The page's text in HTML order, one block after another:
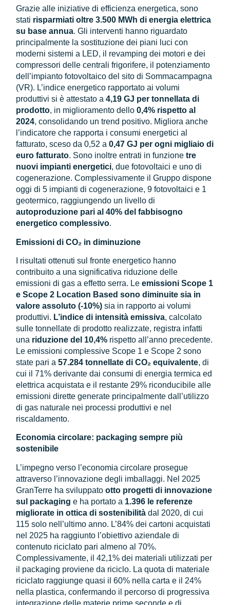
Grazie alle iniziative di efficienza energetica, sono
stati risparmiati oltre 3.500 MWh di energia elettrica
su base annua. Gli interventi hanno riguardato
principalmente la sostituzione dei piani luci con
moderni sistemi a LED, il revamping dei motori e dei
compressori delle centrali frigorifere, il potenziamento
dell’impianto fotovoltaico del sito di Sommacampagna
(VR). L’indice energetico rapportato ai volumi
produttivi si è attestato a4,19 GJ per tonnellata di
prodotto, in miglioramento dello0,4% rispetto al
2024, consolidando un trend positivo. Migliora anche
l’indicatore che rapporta i consumi energetici al
fatturato, sceso da 0,52 a0,47 GJ per ogni migliaio di
euro fatturato. Sono inoltre entrati in funzionetre
nuovi impianti energetici, due fotovoltaici e uno di
cogenerazione. Complessivamente il Gruppo dispone
oggi di 5 impianti di cogenerazione, 9 fotovoltaici e 1
geotermico, raggiungendo un livello di
autoproduzione pari al 40% del fabbisogno
energetico complessivo.
Emissioni di CO₂ in diminuzione
I risultati ottenuti sul fronte energetico hanno
contribuito a una significativa riduzione delle
emissioni di gas a effetto serra. Leemissioni Scope 1
e Scope 2 Location Based sono diminuite sia in
valore assoluto (-10%) sia in rapporto ai volumi
produttivi. L’indice di intensità emissiva, calcolato
sulle tonnellate di prodotto realizzate, registra infatti
una riduzione del 10,4% rispetto all’anno precedente.
Le emissioni complessive Scope 1 e Scope 2 sono
state pari a57.284 tonnellate di CO₂ equivalente, di
cui il 71% derivante dai consumi di energia termica ed
elettrica acquistata e il restante 29% riconducibile alle
emissioni dirette generate principalmente dall’utilizzo
di gas naturale nei processi produttivi e nel
riscaldamento.
Economia circolare: packaging sempre più
sostenibile
L’impegno verso l’economia circolare prosegue
attraverso l’innovazione degli imballaggi. Nel 2025
GranTerre ha sviluppatootto progetti di innovazione
sul packaging e ha portato a 1.396 le referenze
migliorate in ottica di sostenibilità dal 2020, di cui
115 solo nell’ultimo anno. L’84% dei cartoni acquistati
nel 2025 ha raggiunto l’obiettivo aziendale di
contenuto riciclato pari almeno al 70%.
Complessivamente, il 42,1% dei materiali utilizzati per
il packaging proviene da riciclo. La quota di materiale
riciclato raggiunge quasi il 60% nella carta e il 24%
nella plastica, confermando il percorso di progressiva
integrazione delle materie prime seconde e di